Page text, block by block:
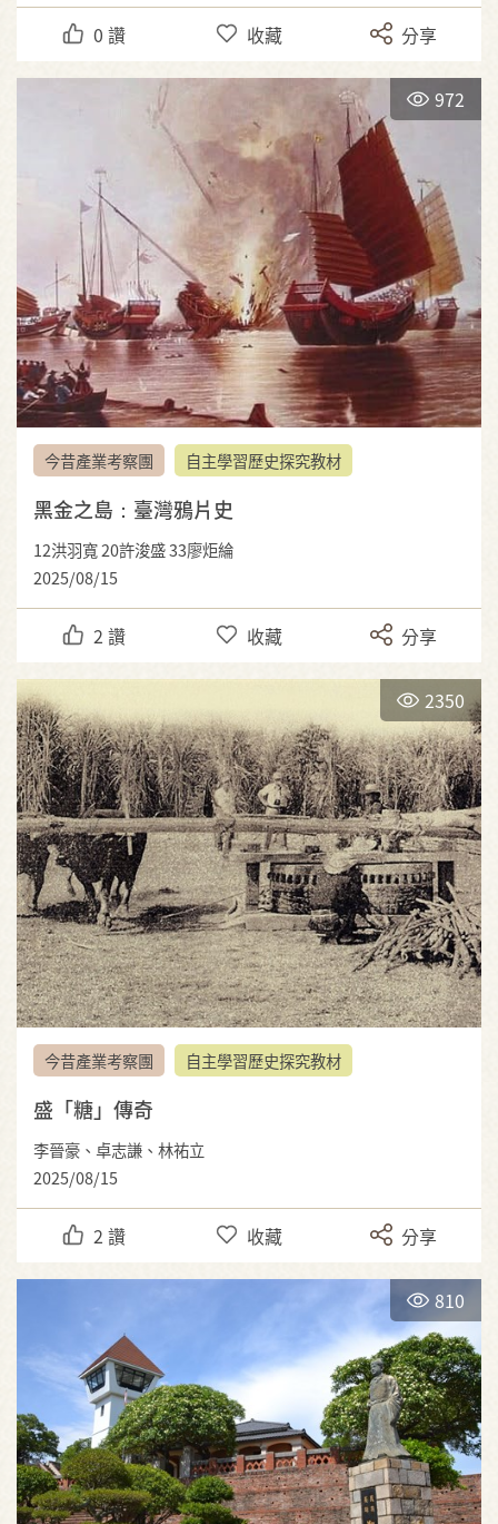
0 讚 收藏 分享
972
今昔產業考察團 自主學習歷史探究教材
黑金之島：臺灣鴉片史
12洪羽寬 20許浚盛 33廖炬綸
2025/08/15
2 讚 收藏 分享
2350
今昔產業考察團 自主學習歷史探究教材
盛「糖」傳奇
李晉豪、卓志謙、林祐立
2025/08/15
2 讚 收藏 分享
810